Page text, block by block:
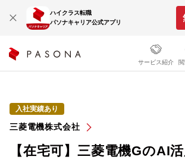
ハイクラス転職
パソナキャリア公式アプリ
サービス紹介
入社実績あり
三菱電機株式会社
【在宅可】三菱電機GのAI